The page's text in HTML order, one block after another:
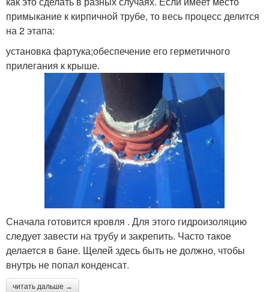
примыкание к кирпичной трубе, то весь процесс делится
на 2 этапа:
установка фартука;обеспечение его герметичного
прилегания к крыше.
Сначала готовится кровля . Для этого гидроизоляцию
следует завести на трубу и закрепить. Часто такое
делается в бане. Щелей здесь быть не должно, чтобы
внутрь не попал конденсат.
читать дальше →